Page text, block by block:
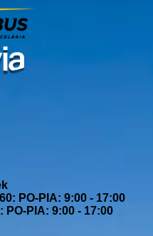
PO-PIA: 9:00 - 17:00
PIA: 9:00 - 17:00